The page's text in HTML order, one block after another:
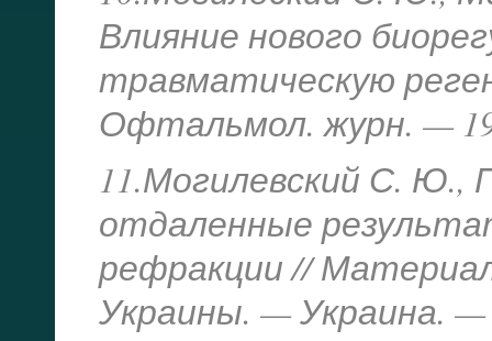
Влияние нового
травматическую
Офтальмол. журн. —
11.Могилевский С. Ю.,
отдаленные
рефракции //
Украины. — Украина. —